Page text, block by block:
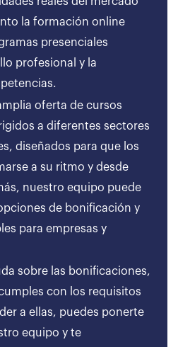
la formación online
presenciales
profesional y la
oferta de cursos
a diferentes sectores
diseñados para que los
a su ritmo y desde
nuestro equipo puede
de bonificación y
para empresas y
sobre las bonificaciones,
con los requisitos
a ellas, puedes ponerte
equipo y te